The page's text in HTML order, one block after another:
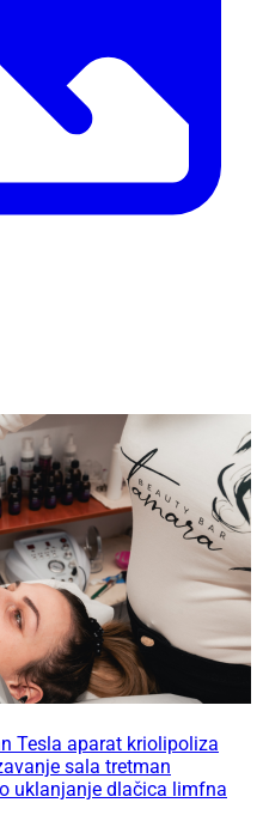
Tesla aparat kriolipoliza
sala tretman
uklanjanje dlačica limfna